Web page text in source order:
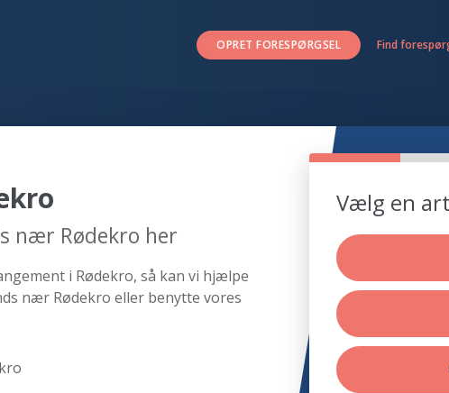
OPRET FORESPØRGSEL Find
nær Rødekro her
i Rødekro, så kan vi hjælpe
nær Rødekro eller benytte vores
Vælg en